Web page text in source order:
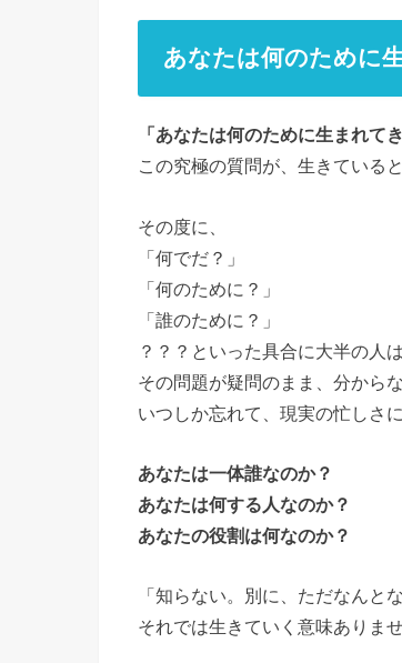
あなたは何のために
「あなたは何のために生まれて
この究極の質問が、生きている
その度に、
「何でだ？」
「何のために？」
「誰のために？」
？？？といった具合に大半の人は
その問題が疑問のまま、分からな
いつしか忘れて、現実の忙しさ
あなたは一体誰なのか？
あなたは何する人なのか？
あなたの役割は何なのか？
「知らない。別に、ただなんと
それでは生きていく意味ありませ